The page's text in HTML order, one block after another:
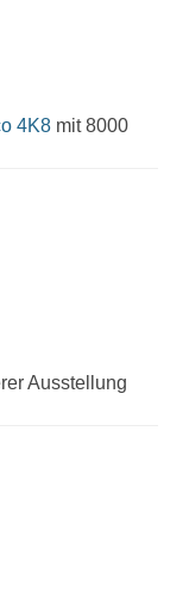
4K8 mit 8000
Ausstellung